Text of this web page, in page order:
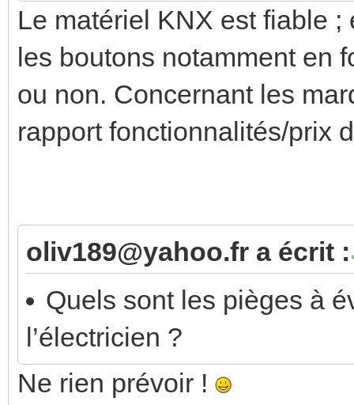
Le matériel KNX est fiable
les boutons notamment en
ou non. Concernant les
rapport fonctionnalités/prix
oliv189@yahoo.fr a écrit :
Quels sont les pièges à
l’électricien ?
Ne rien prévoir !